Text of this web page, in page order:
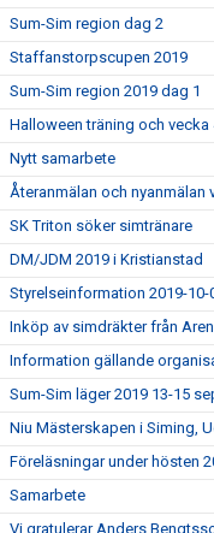
Sum-Sim region dag 2
Staffanstorpscupen 2019
Sum-Sim region 2019 dag 1
Halloween träning och vecka
Nytt samarbete
Återanmälan och nyanmälan
SK Triton söker simtränare
DM/JDM 2019 i Kristianstad
Styrelseinformation 2019-10-
Inköp av simdräkter från
Information gällande
Sum-Sim läger 2019 13-15
Niu Mästerskapen i Siming,
Föreläsningar under hösten
Samarbete
Vi gratulerar Anders